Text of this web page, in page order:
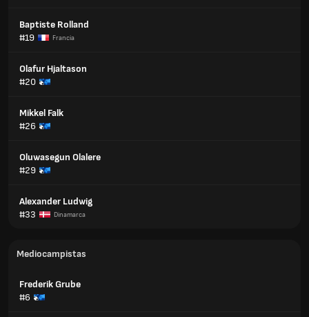
Baptiste Rolland
#19
Francia
Olafur Hjaltason
#20
Mikkel Falk
#26
Oluwasegun Olalere
#29
Alexander Ludwig
#33
Dinamarca
Mediocampistas
Frederik Grube
#6